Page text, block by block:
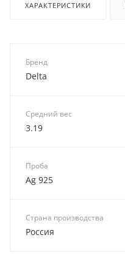
ХАРАКТЕРИСТИКИ
Бренд
Delta
Средний вес
3.19
Проба
Ag 925
Страна производства
Россия